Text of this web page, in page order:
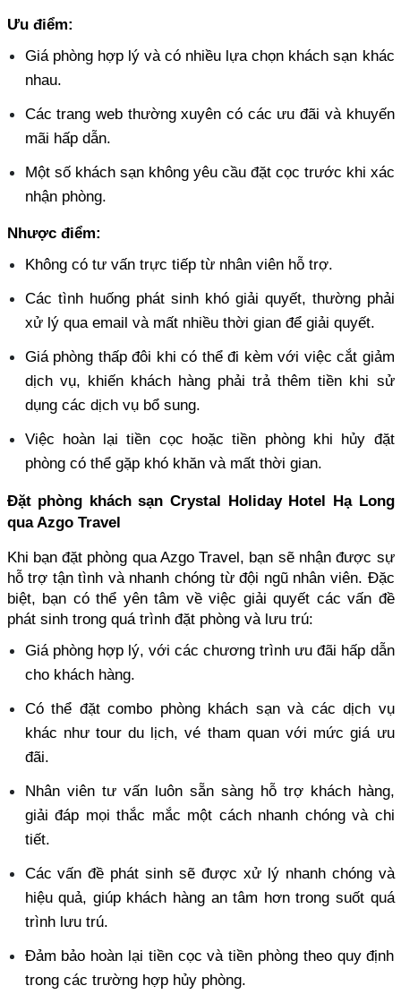
Ưu điểm:
Giá phòng hợp lý và có nhiều lựa chọn khách sạn khác
nhau.
Các trang web thường xuyên có các ưu đãi và khuyến
mãi hấp dẫn.
Một số khách sạn không yêu cầu đặt cọc trước khi xác
nhận phòng.
Nhược điểm:
Không có tư vấn trực tiếp từ nhân viên hỗ trợ.
Các tình huống phát sinh khó giải quyết, thường phải
xử lý qua email và mất nhiều thời gian để giải quyết.
Giá phòng thấp đôi khi có thể đi kèm với việc cắt giảm
dịch vụ, khiến khách hàng phải trả thêm tiền khi sử
dụng các dịch vụ bổ sung.
Việc hoàn lại tiền cọc hoặc tiền phòng khi hủy đặt
phòng có thể gặp khó khăn và mất thời gian.
Đặt phòng khách sạn Crystal Holiday Hotel Hạ Long
qua Azgo Travel
Khi bạn đặt phòng qua Azgo Travel, bạn sẽ nhận được sự
hỗ trợ tận tình và nhanh chóng từ đội ngũ nhân viên. Đặc
biệt, bạn có thể yên tâm về việc giải quyết các vấn đề
phát sinh trong quá trình đặt phòng và lưu trú:
Giá phòng hợp lý, với các chương trình ưu đãi hấp dẫn
cho khách hàng.
Có thể đặt combo phòng khách sạn và các dịch vụ
khác như tour du lịch, vé tham quan với mức giá ưu
đãi.
Nhân viên tư vấn luôn sẵn sàng hỗ trợ khách hàng,
giải đáp mọi thắc mắc một cách nhanh chóng và chi
tiết.
Các vấn đề phát sinh sẽ được xử lý nhanh chóng và
hiệu quả, giúp khách hàng an tâm hơn trong suốt quá
trình lưu trú.
Đảm bảo hoàn lại tiền cọc và tiền phòng theo quy định
trong các trường hợp hủy phòng.